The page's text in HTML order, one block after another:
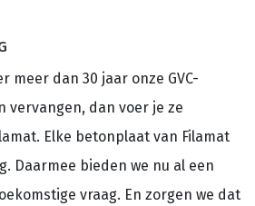
meer dan 30 jaar onze GVC-
vervangen, dan voer je ze
Elke betonplaat van Filamat
Daarmee bieden we nu al een
vraag. En zorgen we dat